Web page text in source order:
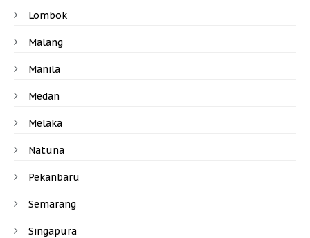
Lombok
Malang
Manila
Medan
Melaka
Natuna
Pekanbaru
Semarang
Singapura